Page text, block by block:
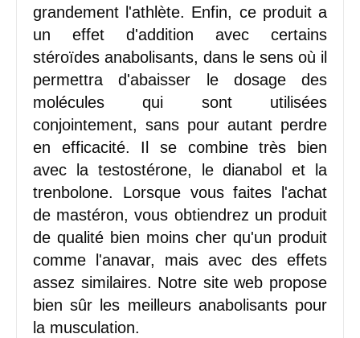
grandement l'athlète. Enfin, ce produit a
un effet d'addition avec certains
stéroïdes anabolisants, dans le sens où il
permettra d'abaisser le dosage des
molécules qui sont utilisées
conjointement, sans pour autant perdre
en efficacité. Il se combine très bien
avec la testostérone, le dianabol et la
trenbolone. Lorsque vous faites l'achat
de mastéron, vous obtiendrez un produit
de qualité bien moins cher qu'un produit
comme l'anavar, mais avec des effets
assez similaires. Notre site web propose
bien sûr les meilleurs anabolisants pour
la musculation.